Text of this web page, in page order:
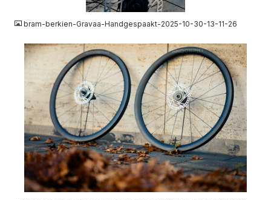
bram-berkien-Gravaa-Handgespaakt-2025-10-30-13-11-26
JPG